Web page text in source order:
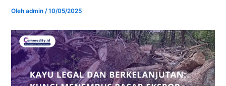
Olehadmin/10/05/2025